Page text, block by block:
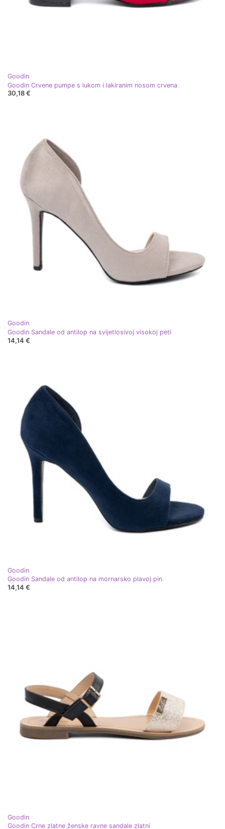
Goodin
Goodin Crvene pumpe s lukom i lakiranim nosom crvena
30,18 €
Goodin
Goodin Sandale od antilop na svijetlosivoj visokoj peti
14,14 €
Goodin
Goodin Sandale od antilop na mornarsko plavoj pin
14,14 €
Goodin
Goodin Crne zlatne ženske ravne sandale zlatni